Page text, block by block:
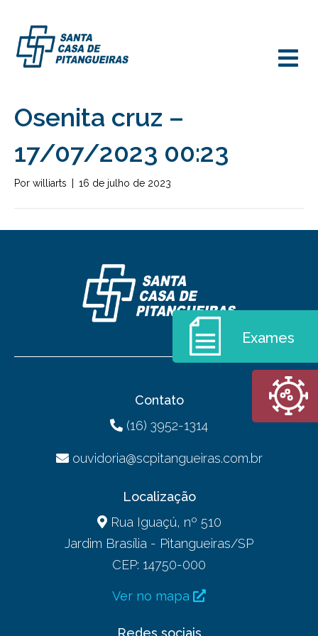
Osenita cruz –
17/07/2023 00:23
Por williarts 16 de julho de 2023
Contato
(16) 3952-1314
ouvidoria@scpitangueiras.com.br
Localização
Rua Iguaçú, nº 510
Jardim Brasília - Pitangueiras/SP
CEP: 14750-000
Ver no mapa
Redes sociais
Exames